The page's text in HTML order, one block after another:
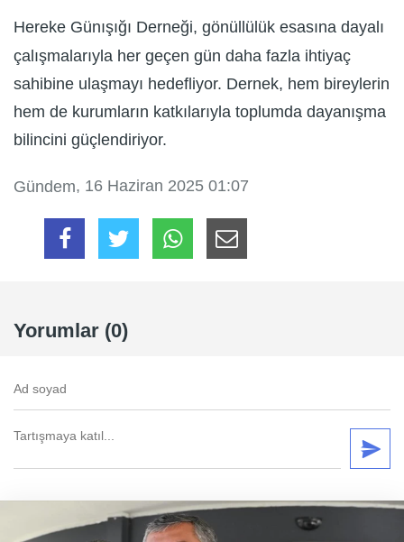
Hereke Günışığı Derneği, gönüllülük esasına dayalı
çalışmalarıyla her geçen gün daha fazla ihtiyaç
sahibine ulaşmayı hedefliyor. Dernek, hem bireylerin
hem de kurumların katkılarıyla toplumda dayanışma
bilincini güçlendiriyor.
Gündem, 16 Haziran 2025 01:07
Yorumlar (0)